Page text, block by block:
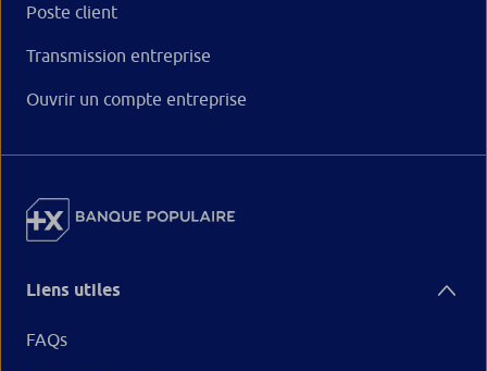
Poste client
Transmission entreprise
Ouvrir un compte entreprise
Liens utiles
FAQs